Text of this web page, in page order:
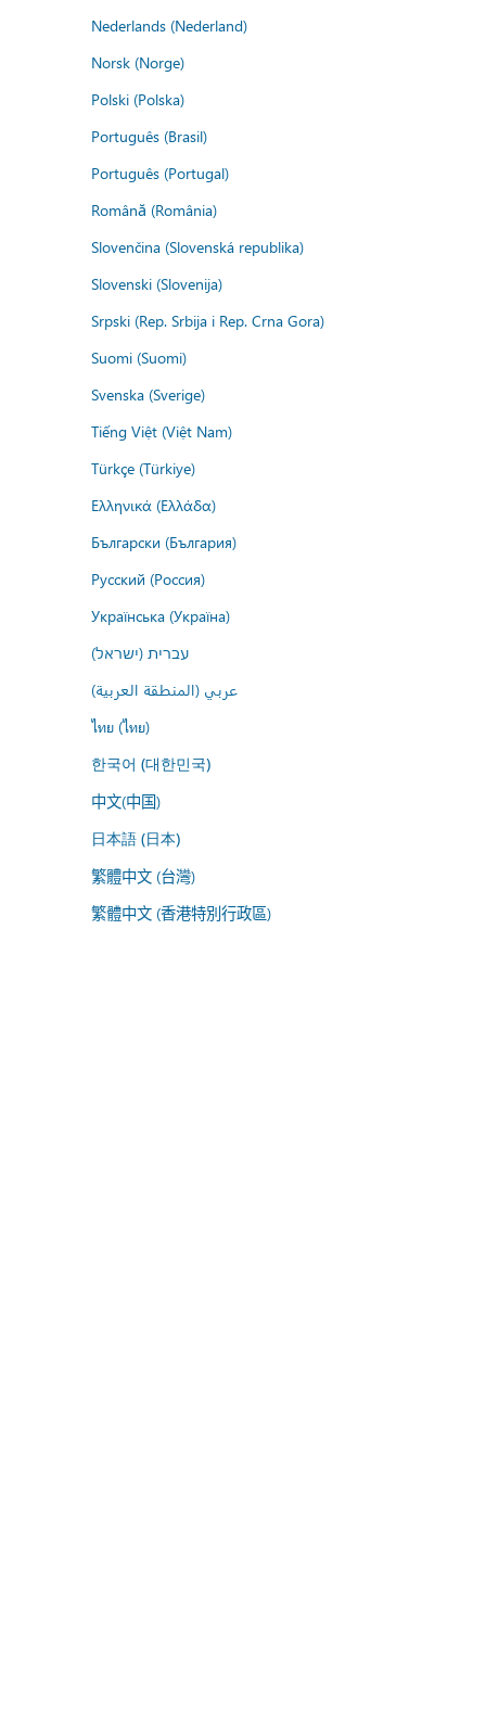
Nederlands (Nederland)
Norsk (Norge)
Polski (Polska)
Português (Brasil)
Português (Portugal)
Română (România)
Slovenčina (Slovenská republika)
Slovenski (Slovenija)
Srpski (Rep. Srbija i Rep. Crna Gora)
Suomi (Suomi)
Svenska (Sverige)
Tiếng Việt (Việt Nam)
Türkçe (Türkiye)
Ελληνικά (Ελλάδα)
Български (България)
Русский (Россия)
Українська (Україна)
עברית (ישראל)
عربي (المنطقة العربية)
ไทย (ไทย)
한국어 (대한민국)
中文(中国)
日本語 (日本)
繁體中文 (台灣)
繁體中文 (香港特別行政區)